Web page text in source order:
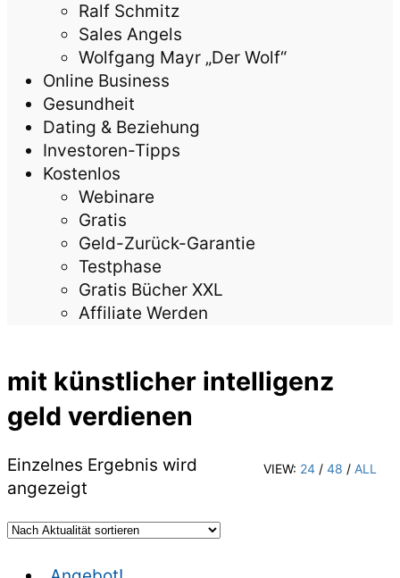
Ralf Schmitz
Sales Angels
Wolfgang Mayr „Der Wolf“
Online Business
Gesundheit
Dating & Beziehung
Investoren-Tipps
Kostenlos
Webinare
Gratis
Geld-Zurück-Garantie
Testphase
Gratis Bücher XXL
Affiliate Werden
mit künstlicher intelligenz
geld verdienen
VIEW: 24 / 48 / ALL
Einzelnes Ergebnis wird
angezeigt